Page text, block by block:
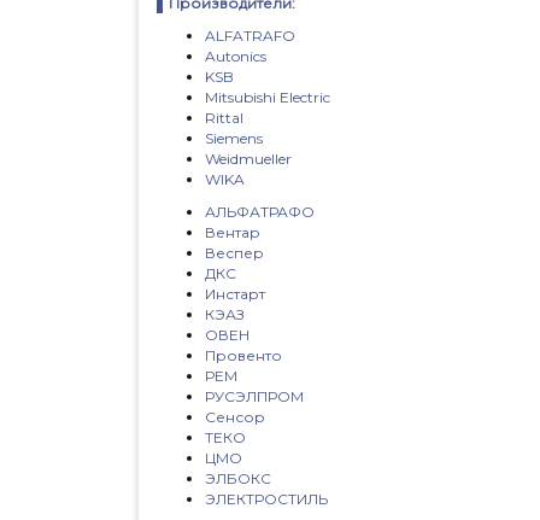
ALFATRAFO
Autonics
KSB
Mitsubishi Electric
Rittal
Siemens
Weidmueller
WIKA
АЛЬФАТРАФО
Вентар
Веспер
ДКС
Инстарт
КЭАЗ
ОВЕН
Провенто
РЕМ
РУСЭЛПРОМ
Сенсор
ТЕКО
ЦМО
ЭЛБОКС
ЭЛЕКТРОСТИЛЬ